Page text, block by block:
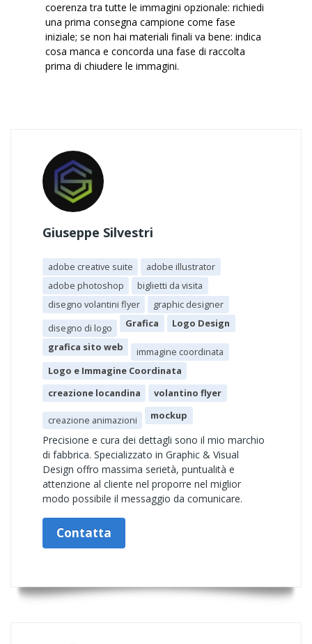
coerenza tra tutte le immagini opzionale: richiedi
una prima consegna campione come fase
iniziale; se non hai materiali finali va bene: indica
cosa manca e concorda una fase di raccolta
prima di chiudere le immagini.
Giuseppe Silvestri
adobe creative suite
adobe illustrator
adobe photoshop
biglietti da visita
disegno volantini flyer
graphic designer
disegno di logo
Grafica
Logo Design
grafica sito web
immagine coordinata
Logo e Immagine Coordinata
creazione locandina
volantino flyer
creazione animazioni mockup
Precisione e cura dei dettagli sono il mio marchio
di fabbrica. Specializzato in Graphic & Visual
Design offro massima serietà, puntualità e
attenzione al cliente nel proporre nel miglior
modo possibile il messaggio da comunicare.
Contatta